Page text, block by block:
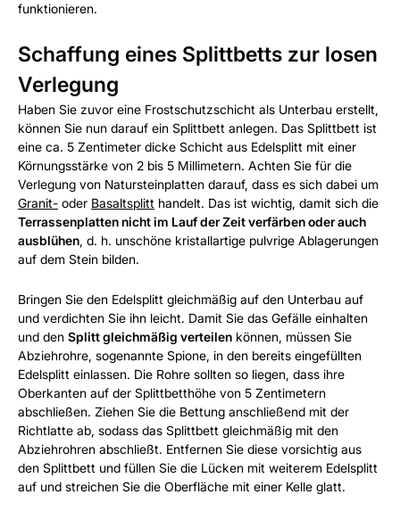
funktionieren.
Schaffung eines Splittbetts zur losen
Verlegung
Haben Sie zuvor eine Frostschutzschicht als Unterbau erstellt,
können Sie nun darauf ein Splittbett anlegen. Das Splittbett ist
eine ca. 5 Zentimeter dicke Schicht aus Edelsplitt mit einer
Körnungsstärke von 2 bis 5 Millimetern. Achten Sie für die
Verlegung von Natursteinplatten darauf, dass es sich dabei um
Granit- oder Basaltsplitt handelt. Das ist wichtig, damit sich die
Terrassenplatten nicht im Lauf der Zeit verfärben oder auch
ausblühen, d. h. unschöne kristallartige pulvrige Ablagerungen
auf dem Stein bilden.
Bringen Sie den Edelsplitt gleichmäßig auf den Unterbau auf
und verdichten Sie ihn leicht. Damit Sie das Gefälle einhalten
und den Splitt gleichmäßig verteilen können, müssen Sie
Abziehrohre, sogenannte Spione, in den bereits eingefüllten
Edelsplitt einlassen. Die Rohre sollten so liegen, dass ihre
Oberkanten auf der Splittbetthöhe von 5 Zentimetern
abschließen. Ziehen Sie die Bettung anschließend mit der
Richtlatte ab, sodass das Splittbett gleichmäßig mit den
Abziehrohren abschließt. Entfernen Sie diese vorsichtig aus
den Splittbett und füllen Sie die Lücken mit weiterem Edelsplitt
auf und streichen Sie die Oberfläche mit einer Kelle glatt.